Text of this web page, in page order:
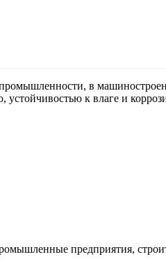
в
устойчивостью к влаге и
предприятия,